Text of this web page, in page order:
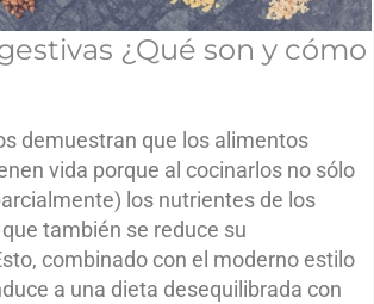
¿Qué son y cómo
demuestran que los alimentos
vida porque al cocinarlos no sólo
los nutrientes de los
también se reduce su
combinado con el moderno estilo
a una dieta desequilibrada con